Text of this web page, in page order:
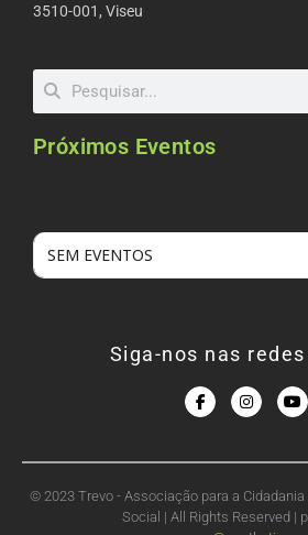
3510-001, Viseu
Próximos Eventos
SEM EVENTOS
Siga-nos nas
© 2023 Trevo - Associação para a
Social | All Rights Reserved |